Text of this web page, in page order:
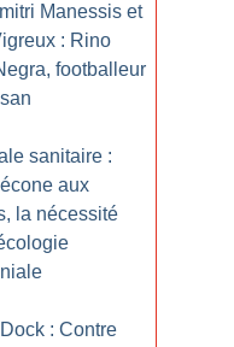
Manessis et
: Rino
footballeur
sanitaire :
aux
la nécessité
: Contre